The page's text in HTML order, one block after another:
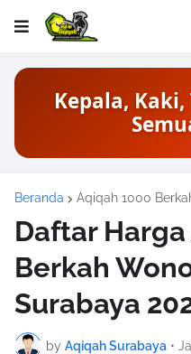
Kepala,
Beranda Aqiqah 1000
Daftar
Berkah
Surabaya
by Aqiqah Surabaya •